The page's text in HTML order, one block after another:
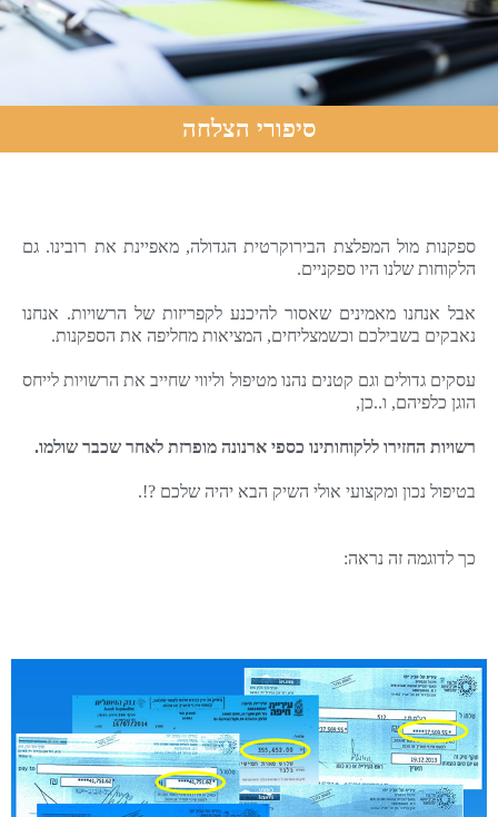
סיפורי הצלחה
ספקנות מול המפלצת הבירוקרטית הגדולה, מאפיינת את רובינו. גם
הלקוחות שלנו היו ספקניים.
אבל אנחנו מאמינים שאסור להיכנע לקפריזות של הרשויות. אנחנו
נאבקים בשבילכם וכשמצליחים, המציאות מחליפה את הספקנות.
עסקים גדולים וגם קטנים נהנו מטיפול וליווי שחייב את הרשויות לייחס
הוגן כלפיהם, ו..כן,
רשויות החזירו ללקוחותינו כספי ארנונה מופרזת לאחר שכבר שולמו.
בטיפול נכון ומקצועי אולי השיק הבא יהיה שלכם ?!.
כך לדוגמה זה נראה: